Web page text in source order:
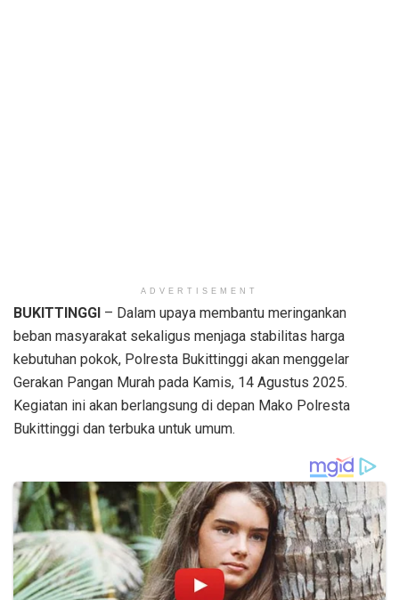
ADVERTISEMENT
BUKITTINGGI – Dalam upaya membantu meringankan
beban masyarakat sekaligus menjaga stabilitas harga
kebutuhan pokok, Polresta Bukittinggi akan menggelar
Gerakan Pangan Murah pada Kamis, 14 Agustus 2025.
Kegiatan ini akan berlangsung di depan Mako Polresta
Bukittinggi dan terbuka untuk umum.